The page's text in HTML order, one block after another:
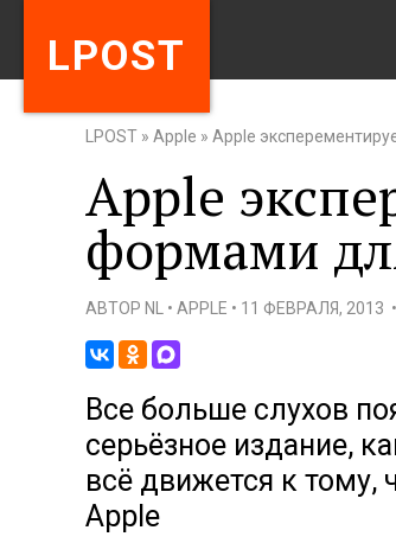
LPOST
LPOST » Apple » Apple
Apple
формами
АВТОР NL • APPLE • 11 ФЕВРАЛЯ, 2013 •
Все больше слухов
серьёзное издание,
всё движется к тому,
Apple